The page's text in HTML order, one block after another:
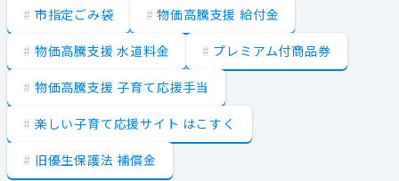
市指定ごみ袋 物価高騰支援 給付金
物価高騰支援 水道料金 プレミアム付商品券
物価高騰支援 子育て応援手当
楽しい子育て応援サイト はこすく
旧優生保護法 補償金